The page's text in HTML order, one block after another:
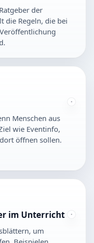
der
die Regeln, die bei
Menschen aus
wie Eventinfo,
öffnen sollen.
im Unterricht
um